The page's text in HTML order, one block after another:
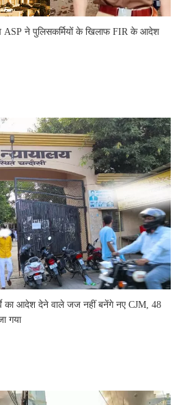
ASP ने पुलिसकर्मियों के खिलाफ FIR के आदेश
का आदेश देने वाले जज नहीं बनेंगे नए CJM, 48
गया